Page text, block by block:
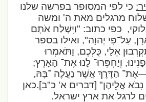
כי לפי המסופר בפרשה שלנו
מרגלים מאת ה' ומשה
כפי כתוב:"וַיִּשְׁלַח אֹתָם
יְהוָה", ואילו בספר
אֵלַי, כֻּלְּכֶם, וַתֹּאמְרוּ
וְיַחְפְּרוּ־ לָנוּ אֶת־ הָאָרֶץ;
הַדֶּרֶךְ אֲשֶׁר נַעֲלֶה ־בָּהּ,
אֲלֵיהֶן" [דברים א' כ"ב].כאן
לרגל את ארץ ישראל.